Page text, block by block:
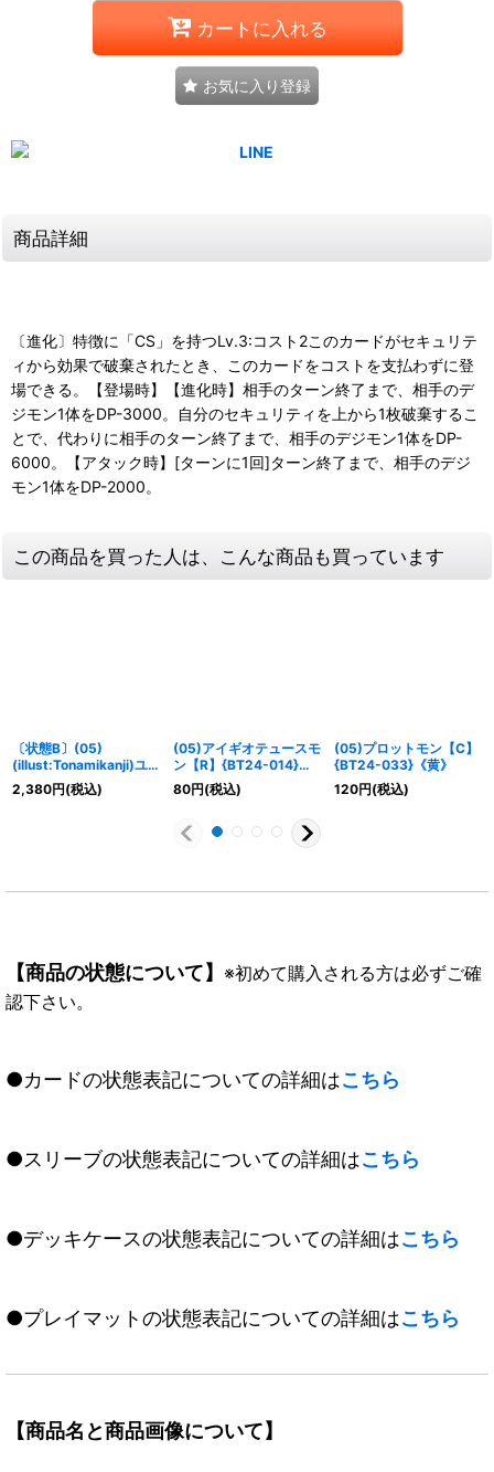
カートに入れる
お気に入り登録
商品詳細
〔進化〕特徴に「CS」を持つLv.3:コスト2このカードがセキュリテ
ィから効果で破棄されたとき、このカードをコストを支払わずに登
場できる。【登場時】【進化時】相手のターン終了まで、相手のデ
ジモン1体をDP-3000。自分のセキュリティを上から1枚破棄するこ
とで、代わりに相手のターン終了まで、相手のデジモン1体をDP-
6000。【アタック時】[ターンに1回]ターン終了まで、相手のデジ
モン1体をDP-2000。
この商品を買った人は、こんな商品も買っています
〔状態B〕(05)
(illust:Tonamikanji)ユ
ピテルモン【SEC】
{BT24-101}《黄》
2,380円(税込)
(05)アイギオテュースモ
ン【R】{BT24-014}
《赤》
80円(税込)
(05)プロットモン【C】
{BT24-033}《黄》
120円(税込)
【商品の状態について】 ※初めて購入される方は必ずご確
認下さい。
●カードの状態表記についての詳細はこちら
●スリーブの状態表記についての詳細はこちら
●デッキケースの状態表記についての詳細はこちら
●プレイマットの状態表記についての詳細はこちら
【商品名と商品画像について】